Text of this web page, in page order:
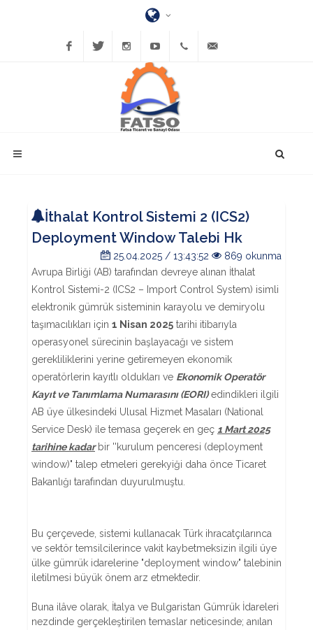
InstagramYouTube(452)
423-
İthalat Kontrol Sistemi 2 (ICS2)
Deployment Window Talebi Hk
25.04.2025 / 13:43:52
869 okunma
Avrupa Birliği (AB) tarafından devreye alınan İthalat
Kontrol Sistemi-2 (ICS2 – Import Control System) isimli
elektronik gümrük sisteminin karayolu ve demiryolu
taşımacılıkları için 1 Nisan 2025 tarihi itibarıyla
operasyonel sürecinin başlayacağı ve sistem
gerekliliklerini yerine getiremeyen ekonomik
operatörlerin kayıtlı oldukları ve Ekonomik Operatör
Kayıt ve Tanımlama Numarasını (EORI)edindikleri ilgili
AB üye ülkesindeki Ulusal Hizmet Masaları (National
Service Desk) ile temasa geçerek en geç 1 Mart 2025
tarihine kadarbir ''kurulum penceresi (deployment
window)" talep etmeleri gerekyiği daha önce Ticaret
Bakanlığı tarafından duyurulmuştu.
Bu çerçevede, sistemi kullanacak Türk ihracatçılarınca
ve sektör temsilcilerince vakit kaybetmeksizin ilgili üye
ülke gümrük idarelerine "deployment window" talebinin
iletilmesi büyük önem arz etmektedir.
Buna ilâve olarak, İtalya ve Bulgaristan Gümrük İdareleri
nezdinde gerçekleştirilen temaslar neticesinde; anılan